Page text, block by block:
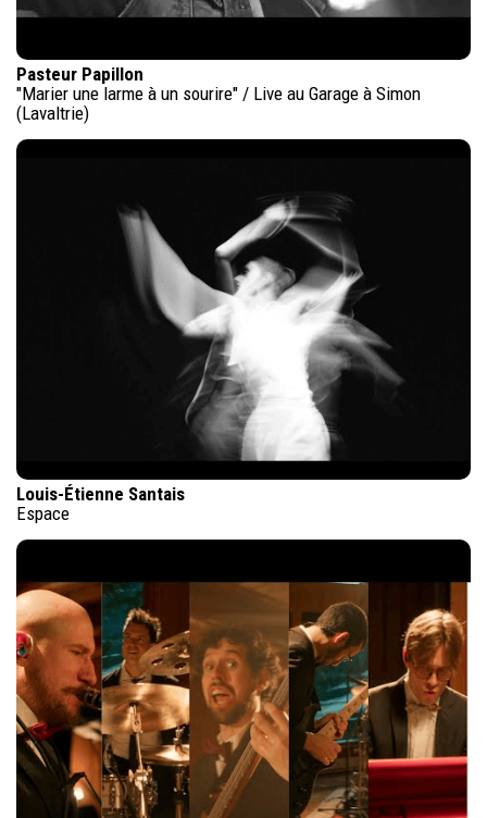
Pasteur Papillon
"Marier une larme à un sourire" / Live au Garage à Simon
(Lavaltrie)
Louis-Étienne Santais
Espace